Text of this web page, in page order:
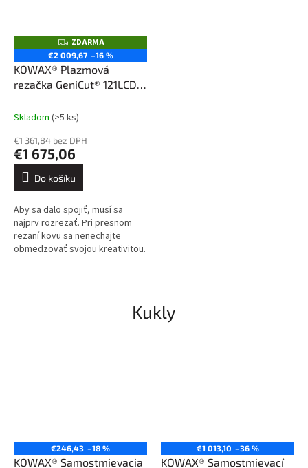
Z
D
A
R
A
ZDARMA
€2 009,67 –16 %
KOWAX® Plazmová
rezačka GeniCut® 121LCD
Skladom (>5 ks)
€1 361,84 bez DPH
€1 675,06
Do košíku
Aby sa dalo spojiť, musí sa
najprv rozrezať. Pri presnom
rezaní kovu sa nenechajte
obmedzovať svojou kreativitou.
Kukly
€246,43 –18 %
KOWAX® Samostmievacia
€1 013,10 –36 %
KOWAX® Samostmievací